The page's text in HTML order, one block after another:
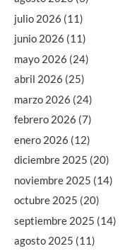
julio 2026 (11)
junio 2026 (11)
mayo 2026 (24)
abril 2026 (25)
marzo 2026 (24)
febrero 2026 (7)
enero 2026 (12)
diciembre 2025 (20)
noviembre 2025 (14)
octubre 2025 (20)
septiembre 2025 (14)
agosto 2025 (11)